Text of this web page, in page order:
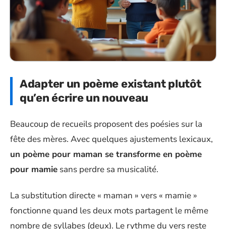
Adapter un poème existant plutôt
qu’en écrire un nouveau
Beaucoup de recueils proposent des poésies sur la
fête des mères. Avec quelques ajustements lexicaux,
un poème pour maman se transforme en poème
pour mamie sans perdre sa musicalité.
La substitution directe « maman » vers « mamie »
fonctionne quand les deux mots partagent le même
nombre de syllabes (deux). Le rythme du vers reste